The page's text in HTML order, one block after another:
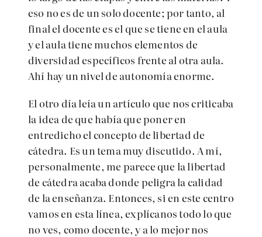
eso no es de un solo docente; por tanto, al
final el docente es el que se tiene en el aula
y el aula tiene muchos elementos de
diversidad específicos frente al otra aula.
Ahí hay un nivel de autonomía enorme.
El otro día leía un artículo que nos criticaba
la idea de que había que poner en
entredicho el concepto de libertad de
cátedra. Es un tema muy discutido. A mí,
personalmente, me parece que la libertad
de cátedra acaba donde peligra la calidad
de la enseñanza. Entonces, si en este centro
vamos en esta línea, explícanos todo lo que
no ves, como docente, y a lo mejor nos